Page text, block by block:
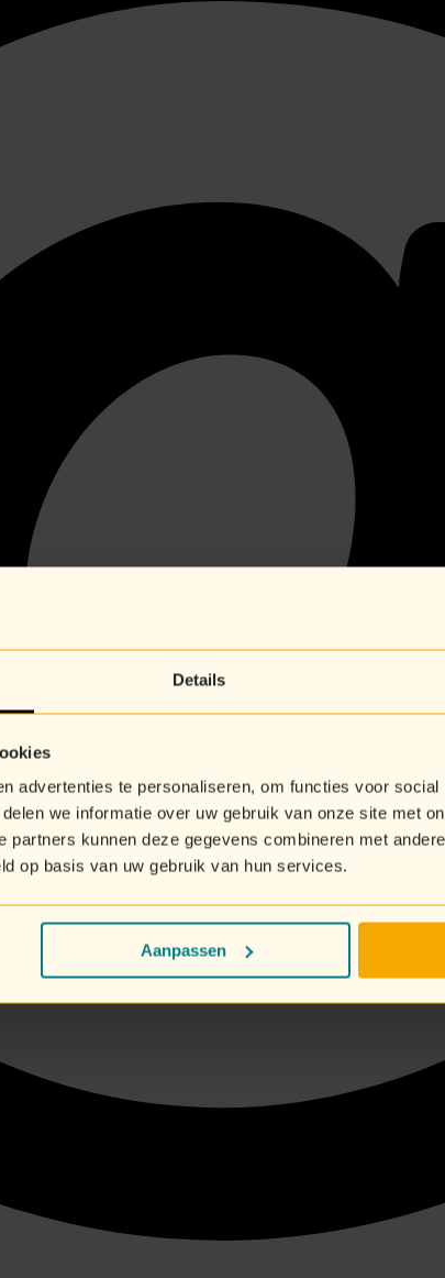
Details
advertenties te personaliseren, om functies voor
we informatie over uw gebruik van onze site met
partners kunnen deze gegevens combineren met
op basis van uw gebruik van hun services.
Aanpassen